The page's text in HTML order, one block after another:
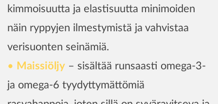
kimmoisuutta ja elastisuutta minimoiden
näin ryppyjen ilmestymistä ja vahvistaa
verisuonten seinämiä.
Maissiöljy – sisältää runsaasti omega-3-
ja omega-6 tyydyttymättömiä